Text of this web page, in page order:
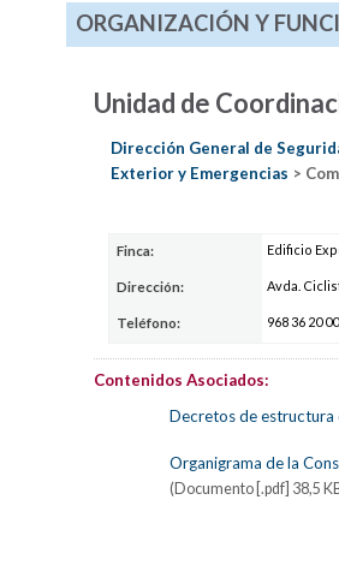
ORGANIZACIÓN Y
Unidad de
Dirección General de
Exterior y Emergencias >
Finca: Edificio
Dirección: Avda.
Teléfono: 968 36 20 00
Contenidos Asociados:
Decretos de estructura
Organigrama de la
(Documento [.pdf] 38,5